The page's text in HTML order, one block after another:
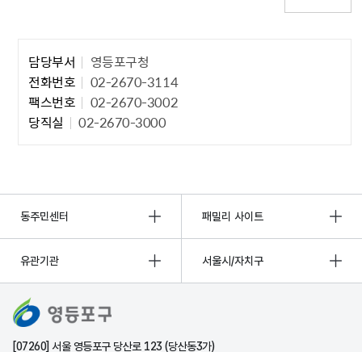
담당부서
영등포구청
전화번호
02-2670-3114
팩스번호
02-2670-3002
당직실
02-2670-3000
동주민센터 패밀리 사이트
유관기관 서울시/자치구
[07260] 서울 영등포구 당산로 123 (당산동3가)